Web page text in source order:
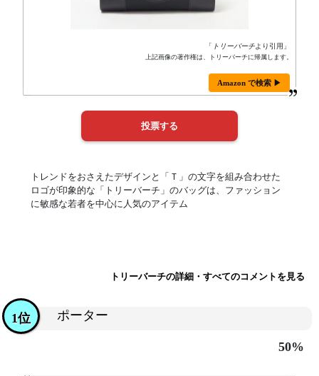
「 トリーバーチより引用」
上記画像の著作権は、トリーバーチに帰属します。
Amazon で検索 ▶
トレンドをおさえたデザインと「Ｔ」の文字を組み合わせた
ロゴが印象的な「トリーバーチ」のバッグは、ファッション
に敏感な若者を中心に人気のアイテム
トリーバーチの詳細・すべてのコメントを見る
ポーター
1位
50%